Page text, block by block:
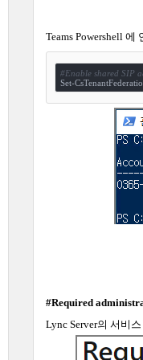
Teams Powershell 에
#Enable shared SIP
Set-
#Required
Lync Server의 서비스